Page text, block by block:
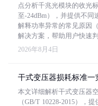
点分析千兆光模块的收光
至-24dBm），并提供不
解释功率异常的常见原因
解决方案，帮助用户快速
2026年8月4日
干式变压器损耗标准一
本文详细解析干式变压器
（GB/T 10228-2015），